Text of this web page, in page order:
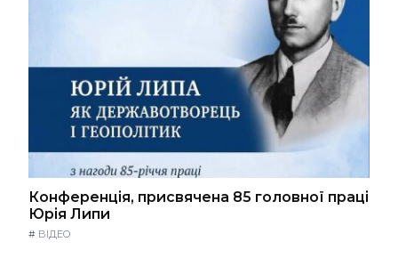
Конференція, присвячена 85 головної праці
Юрія Липи
# ВІДЕО